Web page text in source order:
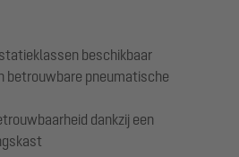
beschikbaar
betrouwbare pneumatische
dankzij een